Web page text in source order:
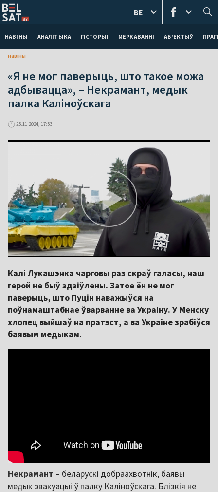
НАВІНЫ АНАЛІТЫКА ГІСТОРЫІ МЕРКАВАННI АБ'ЕКТЫЎ
BE
навіны
«Я не мог паверыць, што такое можа
адбывацца», – Некрамант, медык
палка Каліноўскага
25.11.2024, 17:33
Калі Лукашэнка чарговы раз скраў галасы, наш
герой не быў здзіўлены. Затое ён не мог
паверыць, што Пуцін наважыўся на
поўнамаштабнае ўварванне ва Украіну. У Менску
хлопец выйшаў на пратэст, а ва Украіне зрабіўся
баявым медыкам.
Некрамант – беларускі добраахвотнік, баявы
медык эвакуацыі ў палку Каліноўскага. Блізкія не